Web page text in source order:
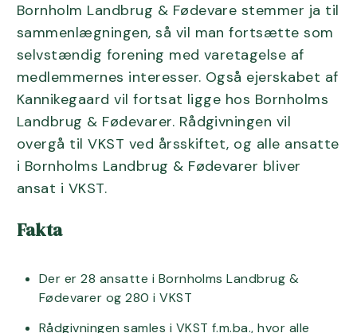
Bornholm Landbrug & Fødevare stemmer ja til
sammenlægningen, så vil man fortsætte som
selvstændig forening med varetagelse af
medlemmernes interesser. Også ejerskabet af
Kannikegaard vil fortsat ligge hos Bornholms
Landbrug & Fødevarer. Rådgivningen vil
overgå til VKST ved årsskiftet, og alle ansatte
i Bornholms Landbrug & Fødevarer bliver
ansat i VKST.
Fakta
Der er 28 ansatte i Bornholms Landbrug &
Fødevarer og 280 i VKST
Rådgivningen samles i VKST f.m.ba., hvor alle